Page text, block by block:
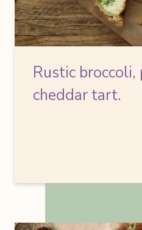
Rustic broccoli,
cheddar tart.